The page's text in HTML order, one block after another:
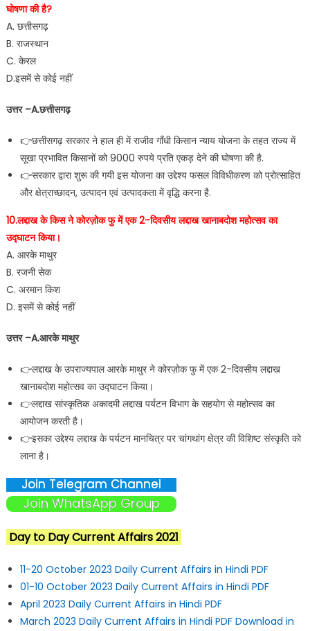
घोषणा की है?
A. छत्तीसगढ़
B. राजस्थान
C. केरल
D.इसमें से कोई नहीं
उत्तर –A.छत्तीसगढ़
👉छत्तीसगढ़ सरकार ने हाल ही में राजीव गाँधी किसान न्याय योजना के तहत राज्य में
सूखा प्रभावित किसानों को 9000 रुपये प्रति एकड़ देने की घोषणा की है.
👉सरकार द्वारा शुरू की गयी इस योजना का उद्देश्य फसल विविधीकरण को प्रोत्साहित
और क्षेत्राच्छादन, उत्पादन एवं उत्पादकता में वृद्धि करना है.
10.लद्दाख के किस ने कोरज़ोक फु में एक 2-दिवसीय लद्दाख खानाबदोश महोत्सव का
उद्घाटन किया।
A. आरके माथुर
B. रजनी सेक
C. अरमान किश
D. इसमें से कोई नहीं
उत्तर –A.आरके माथुर
👉लद्दाख के उपराज्यपाल आरके माथुर ने कोरज़ोक फु में एक 2-दिवसीय लद्दाख
खानाबदोश महोत्सव का उद्घाटन किया।
👉लद्दाख सांस्कृतिक अकादमी लद्दाख पर्यटन विभाग के सहयोग से महोत्सव का
आयोजन करती है।
👉इसका उद्देश्य लद्दाख के पर्यटन मानचित्र पर चांगथांग क्षेत्र की विशिष्ट संस्कृति को
लाना है।
Join Telegram Channel
Join WhatsApp Group
Day to Day Current Affairs 2021
11-20 October 2023 Daily Current Affairs in Hindi PDF
01-10 October 2023 Daily Current Affairs in Hindi PDF
April 2023 Daily Current Affairs in Hindi PDF
March 2023 Daily Current Affairs in Hindi PDF Download in